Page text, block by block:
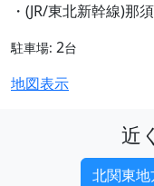
・(JR/東北新幹線)那
駐車場: 2台
地図表示
近
北関東地